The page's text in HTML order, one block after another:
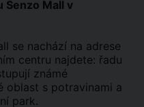
Senzo Mall v
se nachází na adrese
centru najdete: řadu
známé
oblast s potravinami a
park.